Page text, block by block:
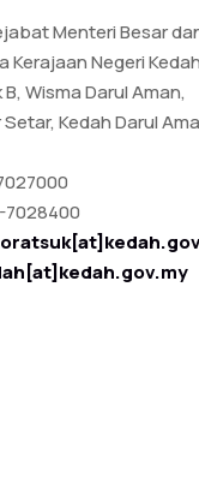
Menteri Besar
Kerajaan Negeri Kedah
B, Wisma Darul Aman,
Kedah Darul
7028400